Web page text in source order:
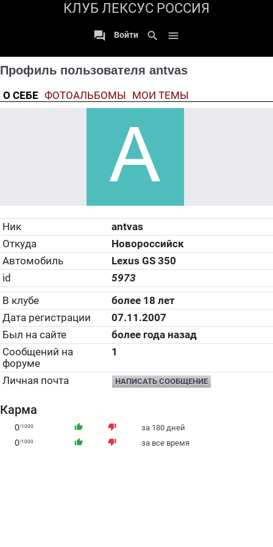
КЛУБ ЛЕКСУС РОССИЯ
 Войти search 
Профиль пользователя antvas
О СЕБЕ ФОТОАЛЬБОМЫ МОИ ТЕМЫ
Ник
antvas
Откуда
Новороссийск
Автомобиль
Lexus GS 350
id
5973
В клубе
более 18 лет
Дата регистрации
07.11.2007
Был на сайте
более года назад
Сообщений на
форуме
1
Личная почта НАПИСАТЬ СООБЩЕНИЕ
Карма
0/1000 thumb_up thumb_down за 180 дней
0/1000 thumb_up thumb_down за все время